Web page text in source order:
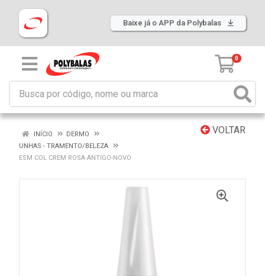
Baixe já o APP da Polybalas
0
VOLTAR
INÍCIO
DERMO
UNHAS - TRAMENTO/BELEZA
ESM COL CREM ROSA ANTIGO-NOVO